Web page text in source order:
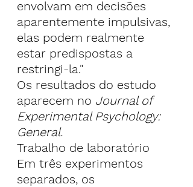
envolvam em decisões
aparentemente impulsivas,
elas podem realmente
estar predispostas a
restringi-la."
Os resultados do estudo
aparecem no Journal of
Experimental Psychology:
General.
Trabalho de laboratório
Em três experimentos
separados, os